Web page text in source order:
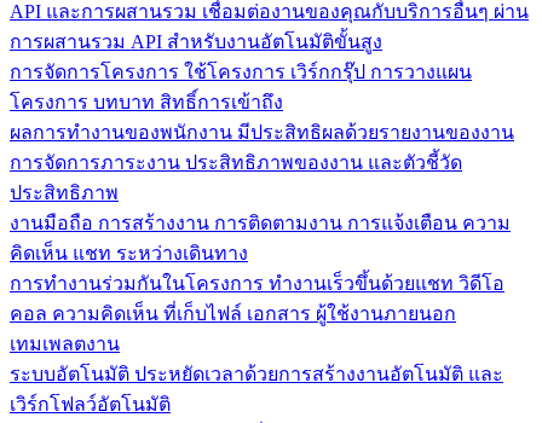
API และการผสานรวม เชื่อมต่องานของคุณกับบริการอื่นๆ ผ่าน
การผสานรวม API สำหรับงานอัตโนมัติขั้นสูง
การจัดการโครงการ ใช้โครงการ เวิร์กกรุ๊ป การวางแผน
โครงการ บทบาท สิทธิ์การเข้าถึง
ผลการทำงานของพนักงาน มีประสิทธิผลด้วยรายงานของงาน
การจัดการภาระงาน ประสิทธิภาพของงาน และตัวชี้วัด
ประสิทธิภาพ
งานมือถือ การสร้างงาน การติดตามงาน การแจ้งเตือน ความ
คิดเห็น แชท ระหว่างเดินทาง
การทำงานร่วมกันในโครงการ ทํางานเร็วขึ้นด้วยแชท วิดีโอ
คอล ความคิดเห็น ที่เก็บไฟล์ เอกสาร ผู้ใช้งานภายนอก
เทมเพลตงาน
ระบบอัตโนมัติ ประหยัดเวลาด้วยการสร้างงานอัตโนมัติ และ
เวิร์กโฟลว์อัตโนมัติ